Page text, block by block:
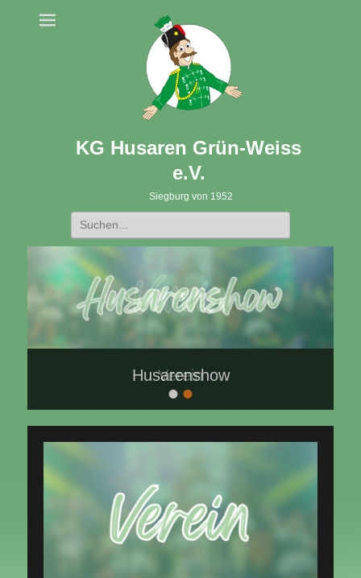
KG Husaren Grün-Weiss
e.V.
Siegburg von 1952
Suche
nach:
••
Verein
am:
nach
manu
Husarenshow
am:
nach
manu